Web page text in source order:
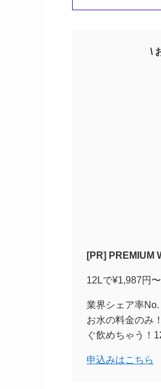
\
[PR] PREMIUM
12Lで¥1,987円〜
業界シェア率
お水の料金のみ
ぐ飲めちゃう！
申込みはこちら